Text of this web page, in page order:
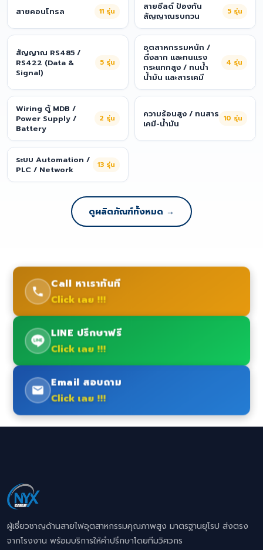
สายคอนโทรล 11 รุ่น
สายชีลด์ ป้องกัน
สัญญาณรบกวน
5 รุ่น
สัญญาณ RS485 /
RS422 (Data &
Signal)
5 รุ่น
อุตสาหกรรมหนัก /
ดึงลาก และทนแรง
กระแทกสูง / ทนน้ำ
น้ำมัน และสารเคมี
4 รุ่น
Wiring ตู้ MDB /
Power Supply /
Battery
2 รุ่น
ความร้อนสูง / ทนสาร
เคมี-น้ำมัน
10 รุ่น
ระบบ Automation /
PLC / Network
13 รุ่น
ดูผลิตภัณฑ์ทั้งหมด →
Call หาเราทันที
Click เลย !!!
LINE ปรึกษาฟรี
Click เลย !!!
Email สอบถาม
Click เลย !!!
ผู้เชี่ยวชาญด้านสายไฟอุตสาหกรรมคุณภาพสูง มาตรฐานยุโรป ส่งตรง
จากโรงงาน พร้อมบริการให้คำปรึกษาโดยทีมวิศวกร